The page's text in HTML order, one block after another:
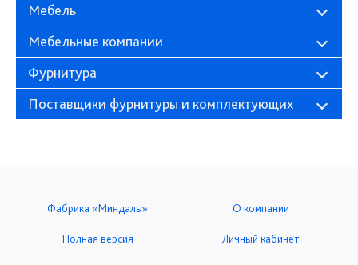
Мебель
Мебельные компании
Фурнитура
Поставщики фурнитуры и комплектующих
Фабрика «Миндаль» О компании
Полная версия Личный кабинет